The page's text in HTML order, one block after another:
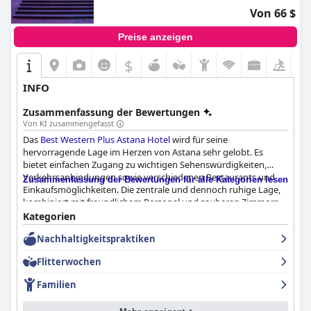
Von 66 $
Preise anzeigen
$
INFO
Zusammenfassung der Bewertungen
Von KI zusammengefasst
Das Best Western Plus Astana Hotelwird für seine
hervorragende Lage im Herzen von Astana sehr gelobt. Es
bietet einfachen Zugang zu wichtigen Sehenswürdigkeiten,
Verkehrsanbindungen sowie verschiedenen Restaurants und
Einkaufsmöglichkeiten. Die zentrale und dennoch ruhige Lage,
kombiniert mit freundlichem Personal und sauberen Zimmern,
macht es zu einer idealen Wahl für Urlaubs- und
Geschäftsreisende.
und Qualität gut aufgenommen und bietet sowohl typische
Morgenkost als auch lokale Gerichte. Die Gäste schätzen die
vielfältige Auswahl und die reichhaltigen Angebote, obwohl
einige anregen, dass mehr Abwechslung das Erlebnis
Zusammenfassung der Bewertungen für alle Kategorien lesen
Kategorien
Nachhaltigkeitspraktiken
Flitterwochen
Familien